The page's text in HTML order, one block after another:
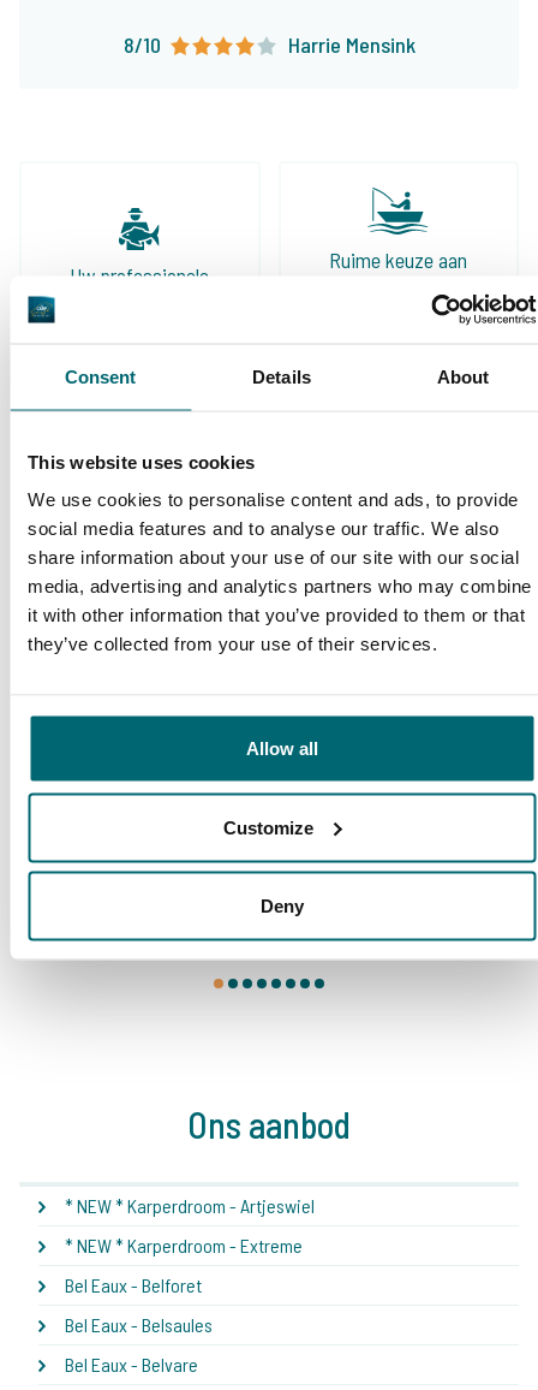
Consent Details About
This website uses cookies
We use cookies to personalise content and ads, to provide
social media features and to analyse our traffic. We also
share information about your use of our site with our social
media, advertising and analytics partners who may combine
it with other information that you’ve provided to them or that
they’ve collected from your use of their services.
Allow all
Customize
Deny
altijd goed is of goed komt. Er vallen steeds
het vissen met een groep vind ik geweldig, dit
jaar gaan we zelfs 2 keer op pad met zijn
8/10 Harrie Mensink
Uw professionele
Ruime keuze aan
betaalwateren
Al 152.850 tevreden
vissers geholpen
De grootste
community
karpervissers
Deze karpermerken gingen u al
voor!
1 2 3 4 5 6 7 8
Ons aanbod
* NEW * Karperdroom - Artjeswiel
* NEW * Karperdroom - Extreme
Bel Eaux - Belforet
Bel Eaux - Belsaules
Bel Eaux - Belvare